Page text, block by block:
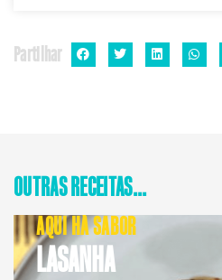
Partilhar
OUTRAS RECEITAS...
AQUI HÁ SABOR
LASANHA